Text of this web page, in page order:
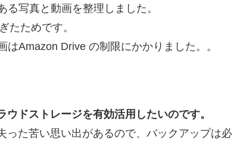
写真と動画を整理しました。
たためです。
Amazon Drive の制限にかかりました。。
ウドストレージを有効活用したいのです。
った苦い思い出があるので、バックアップは必